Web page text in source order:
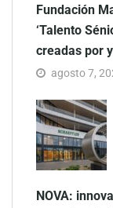
Fundación
‘Talento
creadas por
agosto 7,
NOVA: